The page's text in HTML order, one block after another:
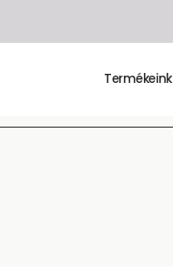
Termékeink